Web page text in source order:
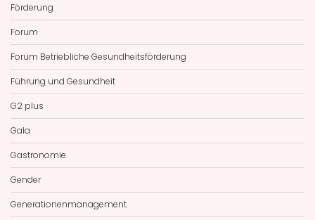
Förderung
Forum
Forum Betriebliche Gesundheitsförderung
Führung und Gesundheit
G2 plus
Gala
Gastronomie
Gender
Generationenmanagement